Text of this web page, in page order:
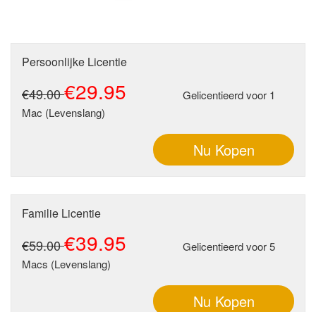
Persoonlijke Licentie
€49.00€29.95
Gelicentieerd voor 1
Mac (Levenslang)
Nu Kopen
Familie Licentie
€59.00€39.95
Gelicentieerd voor 5
Macs (Levenslang)
Nu Kopen